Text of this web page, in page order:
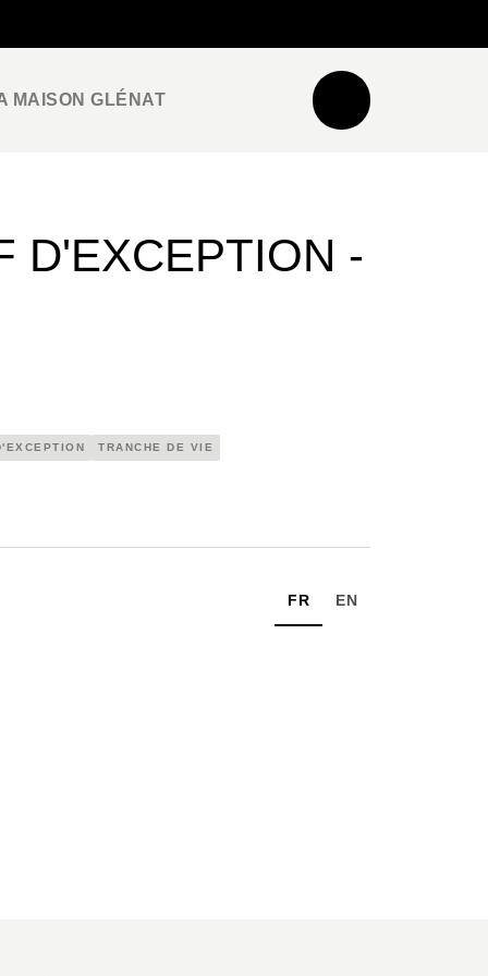
MAISON GLÉNAT
D'EXCEPTION -
TRANCHE DE VIE
FR EN